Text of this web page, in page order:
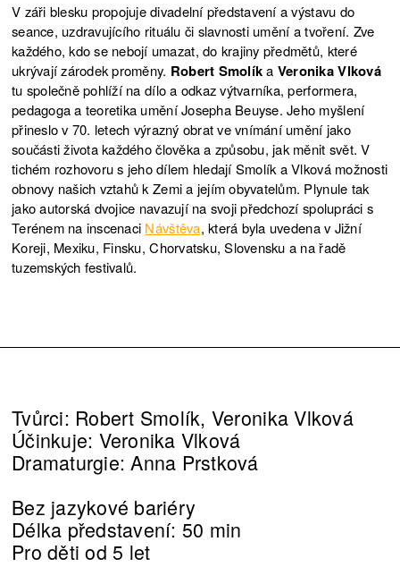
V záři blesku propojuje divadelní představení a výstavu do
seance, uzdravujícího rituálu či slavnosti umění a tvoření. Zve
každého, kdo se nebojí umazat, do krajiny předmětů, které
ukrývají zárodek proměny. Robert Smolíka Veronika Vlková
tu společně pohlíží na dílo a odkaz výtvarníka, performera,
pedagoga a teoretika umění Josepha Beuyse. Jeho myšlení
přineslo v 70. letech výrazný obrat ve vnímání umění jako
součásti života každého člověka a způsobu, jak měnit svět. V
tichém rozhovoru s jeho dílem hledají Smolík a Vlková možnosti
obnovy našich vztahů k Zemi a jejím obyvatelům. Plynule tak
jako autorská dvojice navazují na svoji předchozí spolupráci s
Terénem na inscenaci Návštěva, která byla uvedena v Jižní
Koreji, Mexiku, Finsku, Chorvatsku, Slovensku a na řadě
tuzemských festivalů.
Tvůrci: Robert Smolík, Veronika Vlková
Účinkuje: Veronika Vlková
Dramaturgie: Anna Prstková
Bez jazykové bariéry
Délka představení: 50 min
Pro děti od 5 let